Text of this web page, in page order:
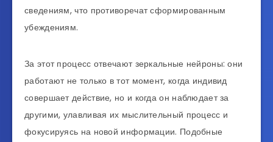
сведениям, что противоречат сформированным
убеждениям.
За этот процесс отвечают зеркальные нейроны: они
работают не только в тот момент, когда индивид
совершает действие, но и когда он наблюдает за
другими, улавливая их мыслительный процесс и
фокусируясь на новой информации. Подобные